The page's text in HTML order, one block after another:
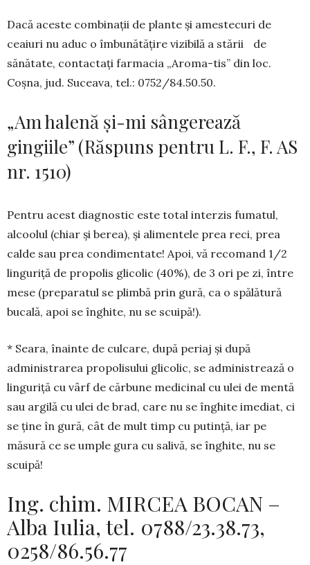
Dacă aceste combinaţii de plante şi amestecuri de
ceaiuri nu aduc o îmbunătăţire vizibilă a stării de
sănătate, contactaţi farmacia „Aroma-tis” din loc.
Coşna, jud. Suceava, tel.: 0752/84.50.50.
„Am halenă și-mi sângerează
gingiile” (Răspuns pentru L. F., F. AS
nr. 1510)
Pentru acest diagnostic este total interzis fu­matul,
alcoolul (chiar și berea), și alimentele prea reci, prea
calde sau prea condimentate! Apoi, vă recomand 1/2
linguriță de propolis glicolic (40%), de 3 ori pe zi, între
mese (preparatul se plimbă prin gură, ca o spălătură
bucală, apoi se înghite, nu se scuipă!).
* Seara, înainte de culcare, după periaj și după
administrarea propolisului glicolic, se adminis­trează o
linguriță cu vârf de cărbune medicinal cu ulei de mentă
sau argilă cu ulei de brad, care nu se înghite imediat, ci
se ține în gură, cât de mult timp cu putință, iar pe
măsură ce se umple gura cu salivă, se înghite, nu se
scuipă!
Ing. chim. MIRCEA BOCAN –
Alba Iulia, tel. 0788/23.38.73,
0258/86.56.77